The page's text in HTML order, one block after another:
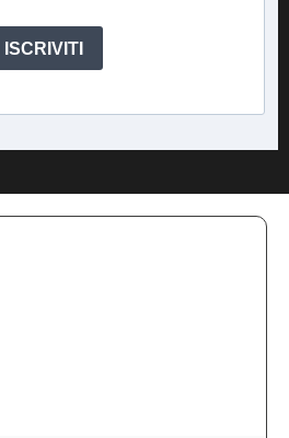
ISCRIVITI